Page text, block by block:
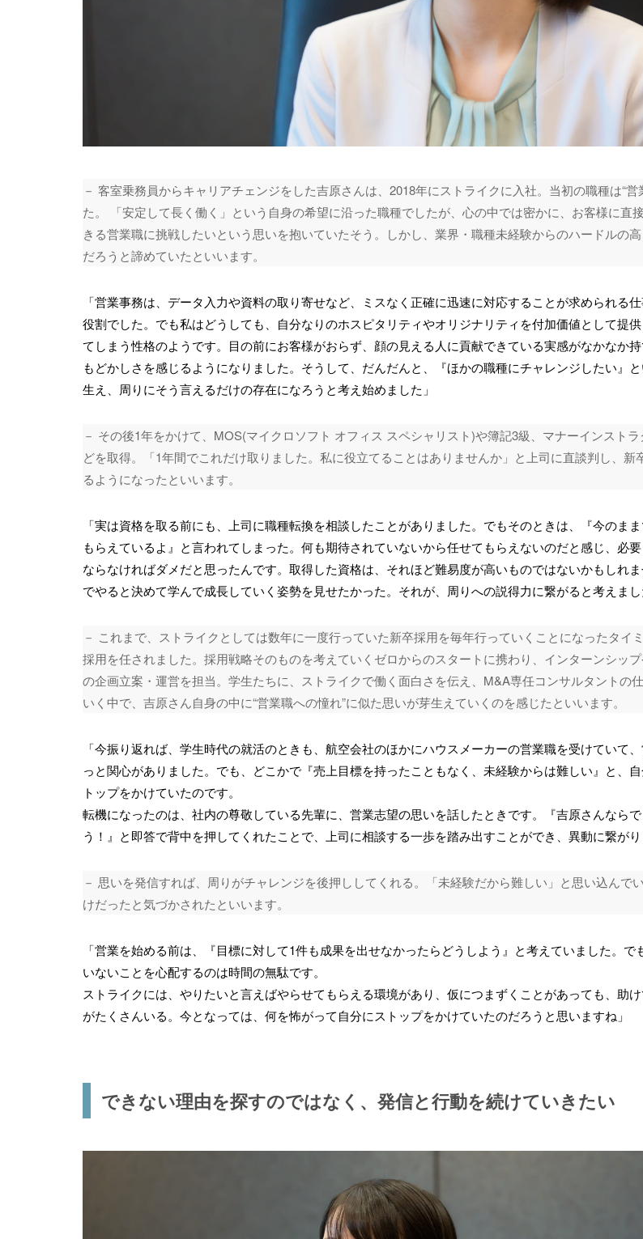
－ 客室乗務員からキャリアチェンジをした吉原さんは、2018年にストライクに入社。当初の職種は“営
た。 「安定して長く働く」という自身の希望に沿った職種でしたが、心の中では密かに、お客様に直
きる営業職に挑戦したいという思いを抱いていたそう。しかし、業界・職種未経験からのハードルの
だろうと諦めていたといいます。
「営業事務は、データ入力や資料の取り寄せなど、ミスなく正確に迅速に対応することが求められる
役割でした。でも私はどうしても、自分なりのホスピタリティやオリジナリティを付加価値として提
てしまう性格のようです。目の前にお客様がおらず、顔の見える人に貢献できている実感がなかなか
もどかしさを感じるようになりました。そうして、だんだんと、『ほかの職種にチャレンジしたい』
生え、周りにそう言えるだけの存在になろうと考え始めました」
－ その後1年をかけて、MOS(マイクロソフト オフィス スペシャリスト)や簿記3級、マナーインスト
どを取得。「1年間でこれだけ取りました。私に役立てることはありませんか」と上司に直談判し、新
るようになったといいます。
「実は資格を取る前にも、上司に職種転換を相談したことがありました。でもそのときは、『今のま
もらえているよ』と言われてしまった。何も期待されていないから任せてもらえないのだと感じ、必
ならなければダメだと思ったんです。取得した資格は、それほど難易度が高いものではないかもしれ
でやると決めて学んで成長していく姿勢を見せたかった。それが、周りへの説得力に繋がると考えまし
－ これまで、ストライクとしては数年に一度行っていた新卒採用を毎年行っていくことになったタイ
採用を任されました。採用戦略そのものを考えていくゼロからのスタートに携わり、インターンシッ
の企画立案・運営を担当。学生たちに、ストライクで働く面白さを伝え、M&A専任コンサルタントの
いく中で、吉原さん自身の中に“営業職への憧れ”に似た思いが芽生えていくのを感じたといいます。
「今振り返れば、学生時代の就活のときも、航空会社のほかにハウスメーカーの営業職を受けていて
っと関心がありました。でも、どこかで『売上目標を持ったこともなく、未経験からは難しい』と、
トップをかけていたのです。
転機になったのは、社内の尊敬している先輩に、営業志望の思いを話したときです。『吉原さんなら
う！』と即答で背中を押してくれたことで、上司に相談する一歩を踏み出すことができ、異動に繋がり
－ 思いを発信すれば、周りがチャレンジを後押ししてくれる。「未経験だから難しい」と思い込んで
けだったと気づかされたといいます。
「営業を始める前は、『目標に対して1件も成果を出せなかったらどうしよう』と考えていました。で
いないことを心配するのは時間の無駄です。
ストライクには、やりたいと言えばやらせてもらえる環境があり、仮につまずくことがあっても、助
がたくさんいる。今となっては、何を怖がって自分にストップをかけていたのだろうと思いますね」
できない理由を探すのではなく、発信と行動を続けていきたい